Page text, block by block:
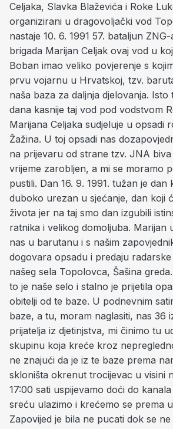
Celjaka, Slavka Blaževića i Roke
organizirani u dragovoljački vod
nastaje 10. 6. 1991 57. bataljun
brigada Marijan Celjak ovaj vod u
Boban imao veliko povjerenje s
prvu vojarnu u Hrvatskoj, tzv.
naša baza za daljnja djelovanja.
dana kasnije taj vod pod vodstvom
Marijana Celjaka sudjeluje u opsadi
Žažina. U toj opsadi nas
na prijevaru od strane tzv. JNA
vrijeme zarobljen, a mi se moramo
pustili. Dan 16. 9. 1991. tužan je dan
duboko urezan u sjećanje, dan koji
života jer na taj smo dan izgubili
ratnika i velikog domoljuba. Marijan
nas u barutanu i s našim
dogovara opsadu i predaju
našeg sela Topolovca, Šašina
to je naše selo i stalno je prijetila
obitelji od te baze. U podnevnim
baze, a tu, moram naglasiti, nas 36
prijatelja iz djetinjstva, mi činimo tu
skupinu koja kreće kroz
ne znajući da je iz te baze prema
skloništa okrenut trocijevac u visini
17:00 sati uspijevamo doći do
sreću ulazimo i krećemo se prema
Zapovijed je bila ne pucati dok se